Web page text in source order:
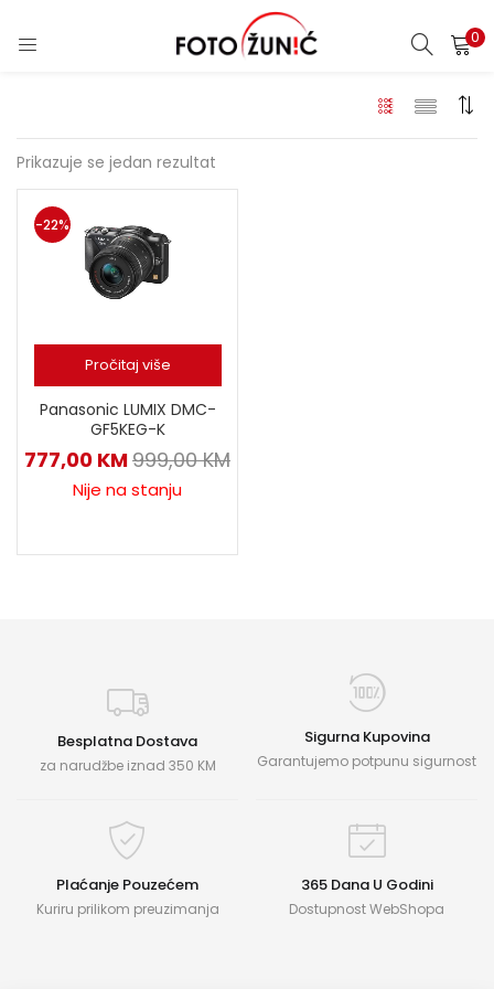
0
Prikazuje se jedan rezultat
Pročitaj više
Panasonic LUMIX DMC-
GF5KEG-K
777,00 KM999,00KM
-22%
Nije na stanju
Besplatna Dostava
za narudžbe iznad 350 KM
Sigurna Kupovina
Garantujemo potpunu sigurnost
Plaćanje Pouzećem
Kuriru prilikom preuzimanja
365 Dana U Godini
Dostupnost WebShopa